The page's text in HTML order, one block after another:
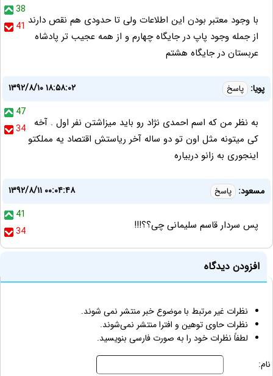
38
41 با وجود معتبر بودن این اطلاعات ولی تا حدودی هم نقص دارند
از جمله وجود پاپ در جایگاه چهارم و از همه عجیب تر پادشاه
عربستان در جایگاه هشتم
پویا: پاسخ
۱۳۹۲/۸/۱۰ ۱۸:۵۸:۰۲
47
34
به نظر من که اسم احمدی نژاد رو باید میزاشتن نفر اول . آخه
کی میتونه مثل اون تو دو ساله آخر ریاستش اقتصاد یه مملکتو
اینجوری به زانو دربیاره
مسعود: پاسخ
۱۳۹۲/۸/۱۱ ۰۰:۰۴:۴۸
41
34
پس سردار قاسم سلیمانی چی؟؟!!!
افزودن دیدگاه
نظرات غیر مرتبط با موضوع خبر منتشر نمی شوند.
نظرات حاوی توهین و افترا منتشر نمی‌شوند.
لطفاً نظرات خود را به صورت فارسی بنویسید.
نام: